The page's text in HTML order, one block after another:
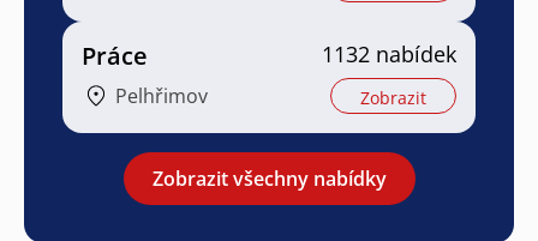
Práce
Pelhřimov
1132 nabídek
Zobrazit
Zobrazit všechny nabídky